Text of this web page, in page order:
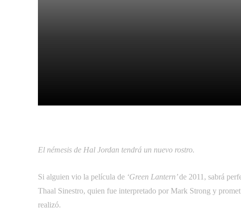
El némesis de Hal Jordan tendrá un nuevo rostro.
Si alguien vio la película de ‘Green Lantern’de 2011, sabrá
Thaal Sinestro, quien fue interpretado por Mark Strong y
realizó.